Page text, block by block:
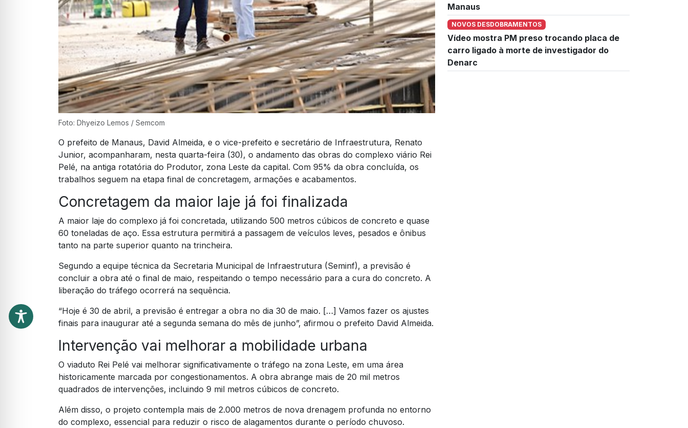
Foto: Dhyeizo Lemos / Semcom
O prefeito de Manaus, David Almeida, e o vice-prefeito e secretário de Infraestrutura, Renato
Junior, acompanharam, nesta quarta-feira (30), o andamento das obras do complexo viário Rei
Pelé, na antiga rotatória do Produtor, zona Leste da capital. Com 95% da obra concluída, os
trabalhos seguem na etapa final de concretagem, armações e acabamentos.
Concretagem da maior laje já foi finalizada
A maior laje do complexo já foi concretada, utilizando 500 metros cúbicos de concreto e quase
60 toneladas de aço. Essa estrutura permitirá a passagem de veículos leves, pesados e ônibus
tanto na parte superior quanto na trincheira.
Segundo a equipe técnica da Secretaria Municipal de Infraestrutura (Seminf), a previsão é
concluir a obra até o final de maio, respeitando o tempo necessário para a cura do concreto. A
liberação do tráfego ocorrerá na sequência.
“Hoje é 30 de abril, a previsão é entregar a obra no dia 30 de maio. […] Vamos fazer os ajustes
finais para inaugurar até a segunda semana do mês de junho”, afirmou o prefeito David Almeida.
Intervenção vai melhorar a mobilidade urbana
O viaduto Rei Pelé vai melhorar significativamente o tráfego na zona Leste, em uma área
historicamente marcada por congestionamentos. A obra abrange mais de 20 mil metros
quadrados de intervenções, incluindo 9 mil metros cúbicos de concreto.
Além disso, o projeto contempla mais de 2.000 metros de nova drenagem profunda no entorno
do complexo, essencial para reduzir o risco de alagamentos durante o período chuvoso.
Manaus
NOVOS DESDOBRAMENTOS
Vídeo mostra PM preso trocando placa de
carro ligado à morte de investigador do
Denarc